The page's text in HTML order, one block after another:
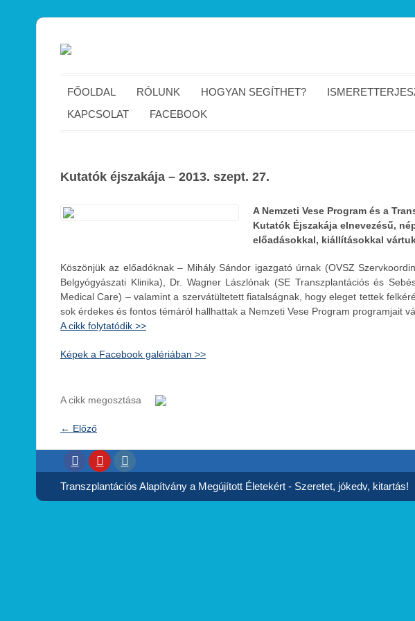
FŐOLDAL RÓLUNK HOGYAN SEGÍTHET?
KAPCSOLAT
FACEBOOK
Kutatók éjszakája – 2013. szept. 27.
A Nemzeti Vese Program és a
Kutatók Éjszakája elnevezésű,
előadásokkal, kiállításokkal
Köszönjük az előadóknak – Mihály Sándor igazgató úrnak (OVSZ
Belgyógyászati Klinika), Dr. Wagner Lászlónak (SE Transzplantációs és
Medical Care) – valamint a szervátültetett fiatalságnak, hogy eleget tettek
sok érdekes és fontos témáról hallhattak a Nemzeti Vese Program programjait
A cikk folytatódik >>
Képek a Facebook galériában >>
A cikk megosztása
← Előző
Transzplantációs Alapítvány a Megújított Életekért - Szeretet, jókedv, kitartás!